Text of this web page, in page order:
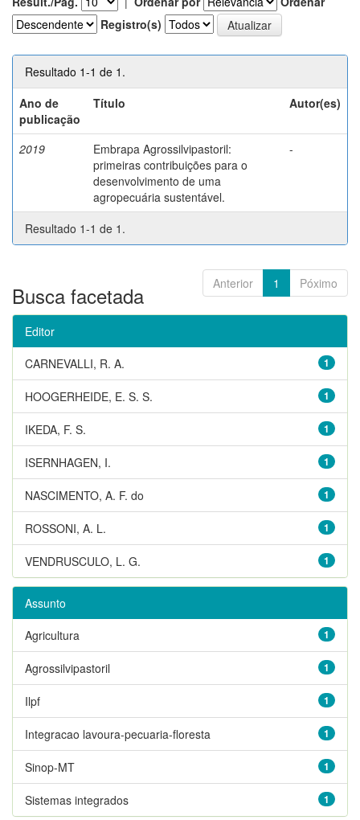
Registro(s)
Resultado 1-1 de 1.
Ano de
publicação
Título Autor(es)
2019
Embrapa Agrossilvipastoril:
primeiras contribuições para o
desenvolvimento de uma
agropecuária sustentável.
-
Resultado 1-1 de 1.
Anterior 1 Póximo
Busca facetada
Editor
1
CARNEVALLI, R. A.
1
HOOGERHEIDE, E. S. S.
1
IKEDA, F. S.
1
ISERNHAGEN, I.
1
NASCIMENTO, A. F. do
1
ROSSONI, A. L.
1
VENDRUSCULO, L. G.
Assunto
1
Agricultura
1
Agrossilvipastoril
1
Ilpf
1
Integracao lavoura-pecuaria-floresta
1
Sinop-MT
1
Sistemas integrados